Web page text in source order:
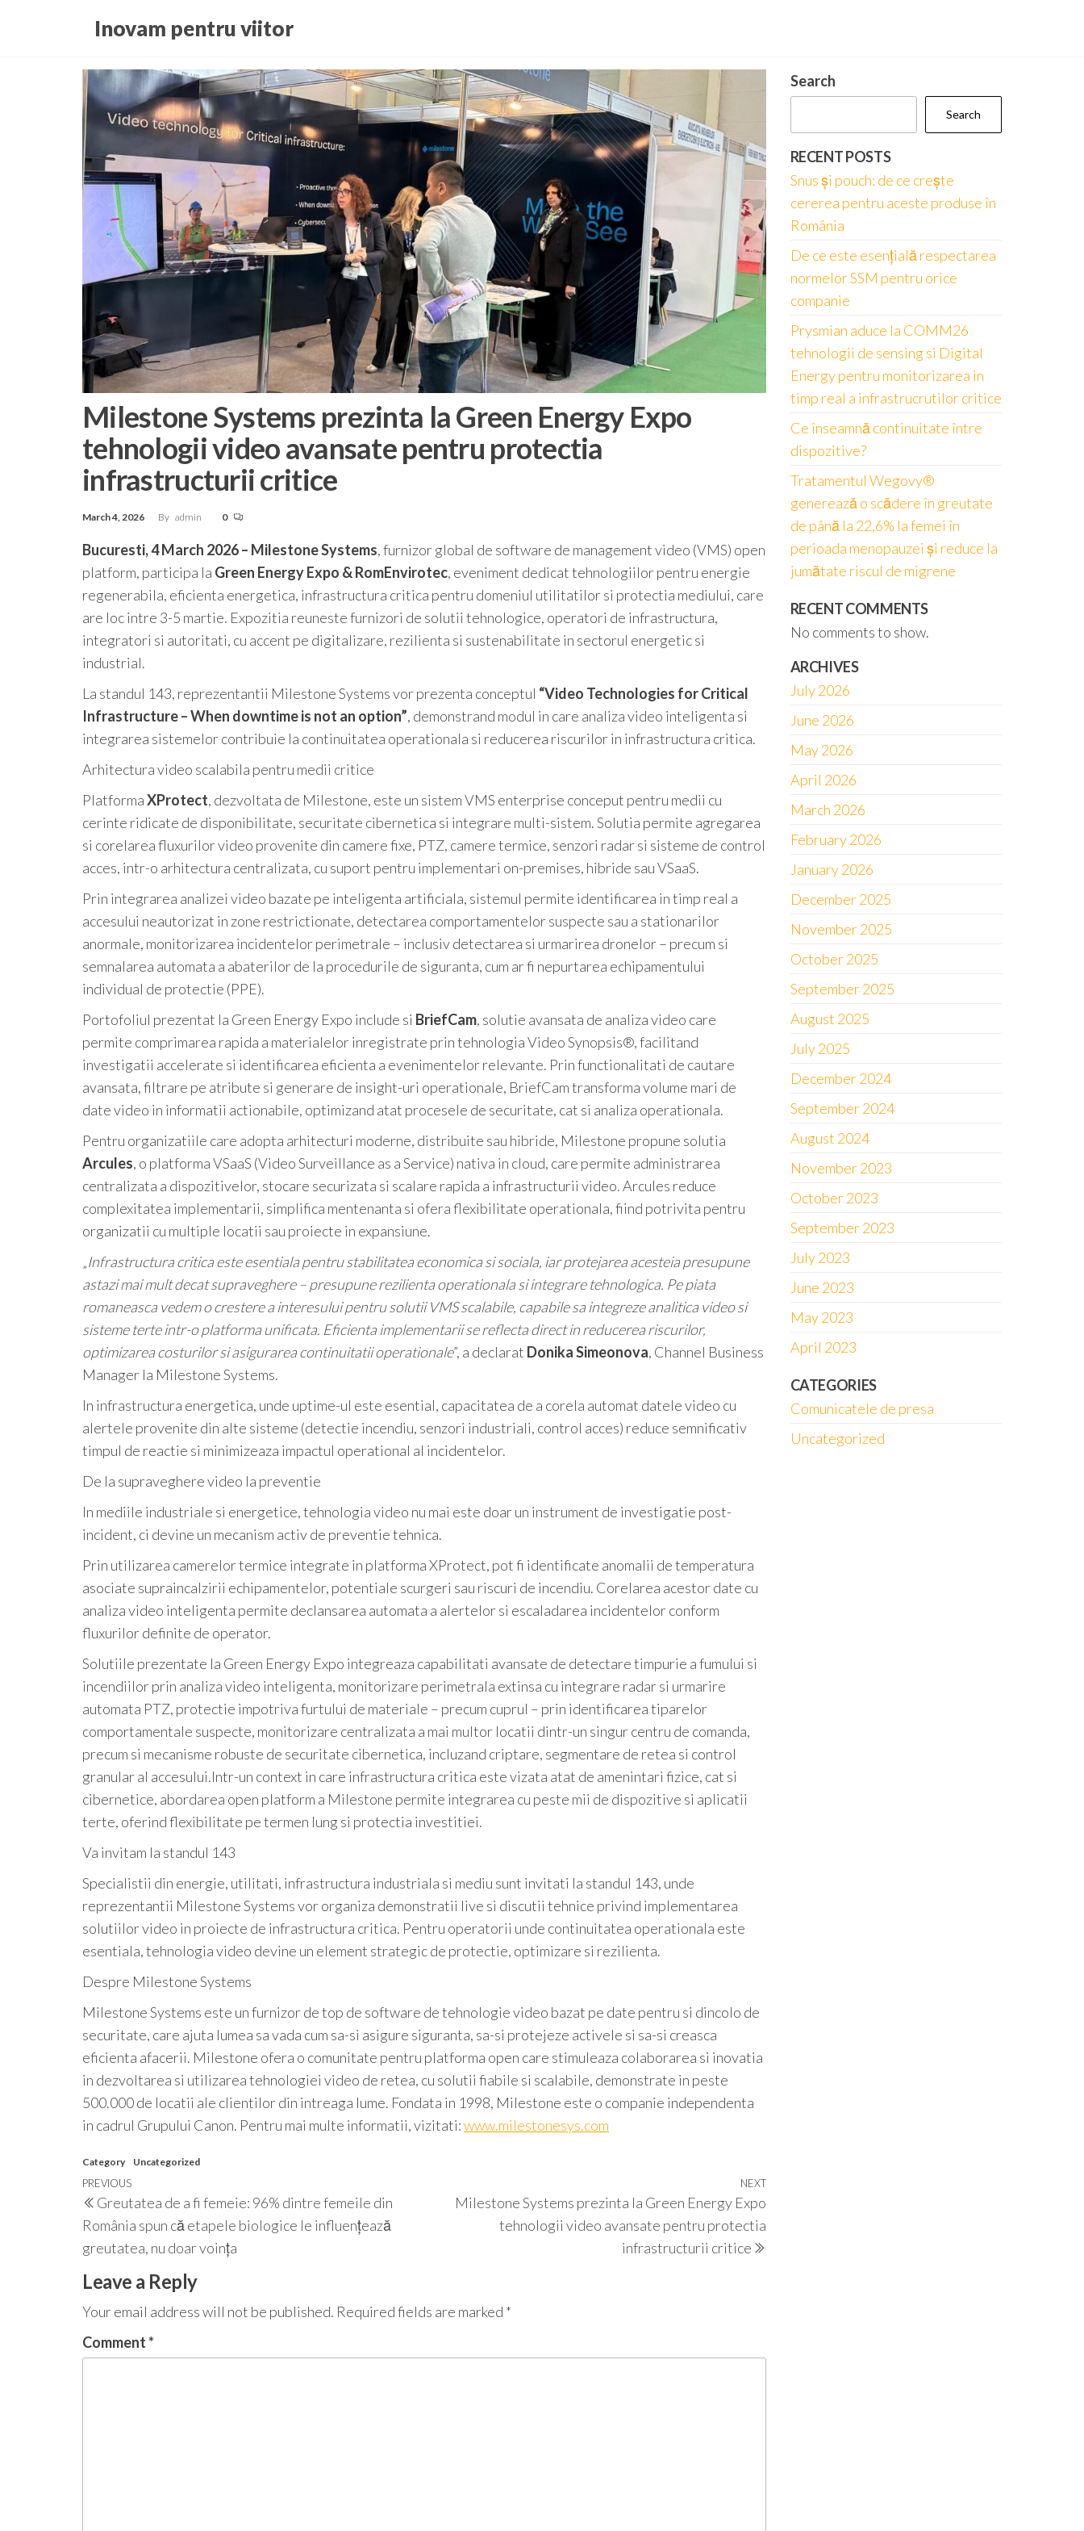
Inovam pentru viitor
Milestone Systems prezinta la Green Energy Expo
tehnologii video avansate pentru protectia
infrastructurii critice
March 4, 2026 By admin 0
Bucuresti,4 March 2026– Milestone Systems, furnizor global de software de management video (VMS) open
platform, participa la Green Energy Expo & RomEnvirotec, eveniment dedicat tehnologiilor pentru energie
regenerabila, eficienta energetica, infrastructura critica pentru domeniul utilitatilor si protectia mediului, care
are loc intre 3-5 martie. Expozitia reuneste furnizori de solutii tehnologice, operatori de infrastructura,
integratori si autoritati, cu accent pe digitalizare, rezilienta si sustenabilitate in sectorul energetic si
industrial.
La standul 143, reprezentantii Milestone Systems vor prezenta conceptul “Video Technologies for Critical
Infrastructure – When downtime is not an option”, demonstrand modul in care analiza video inteligenta si
integrarea sistemelor contribuie la continuitatea operationala si reducerea riscurilor in infrastructura critica.
Arhitectura video scalabila pentru medii critice
PlatformaXProtect, dezvoltata de Milestone, este un sistem VMS enterprise conceput pentru medii cu
cerinte ridicate de disponibilitate, securitate cibernetica si integrare multi-sistem. Solutia permite agregarea
si corelarea fluxurilor video provenite din camere fixe, PTZ, camere termice, senzori radar si sisteme de control
acces, intr-o arhitectura centralizata, cu suport pentru implementari on-premises, hibride sau VSaaS.
Prin integrarea analizei video bazate pe inteligenta artificiala, sistemul permite identificarea in timp real a
accesului neautorizat in zone restrictionate, detectarea comportamentelor suspecte sau a stationarilor
anormale, monitorizarea incidentelor perimetrale – inclusiv detectarea si urmarirea dronelor – precum si
semnalarea automata a abaterilor de la procedurile de siguranta, cum ar fi nepurtarea echipamentului
individual de protectie (PPE).
Portofoliul prezentat la Green Energy Expo include si BriefCam, solutie avansata de analiza video care
permite comprimarea rapida a materialelor inregistrate prin tehnologia Video Synopsis®, facilitand
investigatii accelerate si identificarea eficienta a evenimentelor relevante. Prin functionalitati de cautare
avansata, filtrare pe atribute si generare de insight-uri operationale, BriefCam transforma volume mari de
date video in informatii actionabile, optimizand atat procesele de securitate, cat si analiza operationala.
Pentru organizatiile care adopta arhitecturi moderne, distribuite sau hibride, Milestone propune solutia
Arcules, o platforma VSaaS (Video Surveillance as a Service) nativa in cloud, care permite administrarea
centralizata a dispozitivelor, stocare securizata si scalare rapida a infrastructurii video. Arcules reduce
complexitatea implementarii, simplifica mentenanta si ofera flexibilitate operationala, fiind potrivita pentru
organizatii cu multiple locatii sau proiecte in expansiune.
„Infrastructura critica este esentiala pentru stabilitatea economica si sociala, iar protejarea acesteia presupune
astazi mai mult decat supraveghere – presupune rezilienta operationala si integrare tehnologica. Pe piata
romaneasca vedem o crestere a interesului pentru solutii VMS scalabile, capabile sa integreze analitica video si
sisteme terte intr-o platforma unificata. Eficienta implementarii se reflecta direct in reducerea riscurilor,
optimizarea costurilor si asigurarea continuitatii operationale”, a declarat Donika Simeonova, Channel Business
Manager la Milestone Systems.
In infrastructura energetica, unde uptime-ul este esential, capacitatea de a corela automat datele video cu
alertele provenite din alte sisteme (detectie incendiu, senzori industriali, control acces) reduce semnificativ
timpul de reactie si minimizeaza impactul operational al incidentelor.
De la supraveghere video la preventie
In mediile industriale si energetice, tehnologia video nu mai este doar un instrument de investigatie post-
incident, ci devine un mecanism activ de preventie tehnica.
Prin utilizarea camerelor termice integrate in platforma XProtect, pot fi identificate anomalii de temperatura
asociate supraincalzirii echipamentelor, potentiale scurgeri sau riscuri de incendiu. Corelarea acestor date cu
analiza video inteligenta permite declansarea automata a alertelor si escaladarea incidentelor conform
fluxurilor definite de operator.
Solutiile prezentate la Green Energy Expo integreaza capabilitati avansate de detectare timpurie a fumului si
incendiilor prin analiza video inteligenta, monitorizare perimetrala extinsa cu integrare radar si urmarire
automata PTZ, protectie impotriva furtului de materiale – precum cuprul – prin identificarea tiparelor
comportamentale suspecte, monitorizare centralizata a mai multor locatii dintr-un singur centru de comanda,
precum si mecanisme robuste de securitate cibernetica, incluzand criptare, segmentare de retea si control
granular al accesului.Intr-un context in care infrastructura critica este vizata atat de amenintari fizice, cat si
cibernetice, abordarea open platform a Milestone permite integrarea cu peste mii de dispozitive si aplicatii
terte, oferind flexibilitate pe termen lung si protectia investitiei.
Va invitam la standul 143
Specialistii din energie, utilitati, infrastructura industriala si mediu sunt invitati la standul 143, unde
reprezentantii Milestone Systems vor organiza demonstratii live si discutii tehnice privind implementarea
solutiilor video in proiecte de infrastructura critica. Pentru operatorii unde continuitatea operationala este
esentiala, tehnologia video devine un element strategic de protectie, optimizare si rezilienta.
Despre Milestone Systems
Milestone Systems este un furnizor de top de software de tehnologie video bazat pe date pentru si dincolo de
securitate, care ajuta lumea sa vada cum sa-si asigure siguranta, sa-si protejeze activele si sa-si creasca
eficienta afacerii. Milestone ofera o comunitate pentru platforma open care stimuleaza colaborarea si inovatia
in dezvoltarea si utilizarea tehnologiei video de retea, cu solutii fiabile si scalabile, demonstrate in peste
500.000 de locatii ale clientilor din intreaga lume. Fondata in 1998, Milestone este o companie independenta
in cadrul Grupului Canon. Pentru mai multe informatii, vizitati:www.milestonesys.com
Category Uncategorized
Post
navigation
Previous
Post
PREVIOUS
Greutatea de a fi femeie: 96% dintre femeile din
România spun că etapele biologice le influențează
greutatea, nu doar voința
Next
Post
NEXT
Milestone Systems prezinta la Green Energy Expo
tehnologii video avansate pentru protectia
infrastructurii critice
Leave a Reply
Your email address will not be published. Required fields are marked *
Comment*
Search
Search
RECENT POSTS
Snus și pouch: de ce crește
cererea pentru aceste produse în
România
De ce este esențială respectarea
normelor SSM pentru orice
companie
Prysmian aduce la COMM26
tehnologii de sensing si Digital
Energy pentru monitorizarea in
timp real a infrastrucrutilor critice
Ce înseamnă continuitate între
dispozitive?
Tratamentul Wegovy®
generează o scădere în greutate
de până la 22,6% la femei în
perioada menopauzei și reduce la
jumătate riscul de migrene
RECENT COMMENTS
No comments to show.
ARCHIVES
July 2026
June 2026
May 2026
April 2026
March 2026
February 2026
January 2026
December 2025
November 2025
October 2025
September 2025
August 2025
July 2025
December 2024
September 2024
August 2024
November 2023
October 2023
September 2023
July 2023
June 2023
May 2023
April 2023
CATEGORIES
Comunicatele de presa
Uncategorized